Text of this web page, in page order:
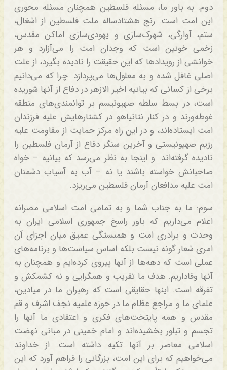
دوم: به باور ما، مسئله فلسطین همچنان مسئله محوری
این امت است. رنج هشتادساله ملت فلسطین از اشغال،
ستم، آوارگی، شهرک‌سازی و یهودی‌سازی اماکن مقدس،
زخمی خونین است که وجدان امت را می‌آزارد و هر
خوانشی از رویدادها که این حقیقت را نادیده بگیرد، از علت
اصلی غافل شده و به معلول‌ها می‌پردازد. چرا که می‌دانیم
برخی از کسانی که بیانیه اخیر الازهر در دفاع از آنها شوریده
است، در بسط سلطه صهیونیسم بر توانمندی‌های منطقه
غوطه‌ورند و در کنار نتانیاهو در کشتارهایش علیه فرزندان
امت ایستاده‌اند، و در این راه مرکز حمایت از مقاومت علیه
رژیم صهیونیستی و آخرین سنگر دفاع از آرمان فلسطین را
نادیده گرفته‌اند. و اینجا به نظر می‌رسد که بیانیه – خواه
صاحبانش خواسته باشند یا نه – آب به آسیاب دشمنان
امت علیه مدافعان آرمان فلسطین می‌ریزد.
سوم: ما به جناب شما و به تمامی امت اسلامی مصرانه
اعلام می‌داریم که باور راسخ جمهوری اسلامی ایران به
وحدت و برادری امت و همبستگی عمیق میان اجزای آن
امری شعار گونه نیست بلکه اساس سیاست‌ها و برنامه‌های
عملی است که دهه‌ها از آنها پیروی کرده‌ایم و همچنان به
آنها وفاداریم. هدف ما تقریب و همگرایی و نه کشمکش و
تفرقه است. اینها حقایقی است که رهبران ما در میادین،
علمای ما و مراجع عظام ما در حوزه علمیه نجف اشرف و قم
مقدس و همه پایتخت‌های فکری و اعتقادی ما آنها را
تجسم و تبلور بخشیده‌اند و امام خمینی در مبانی نهضت
اسلامی معاصر بر آنها تکیه داشته است. از خداوند
می‌خواهیم که برای این امت، بزرگانی را فراهم آورد که این